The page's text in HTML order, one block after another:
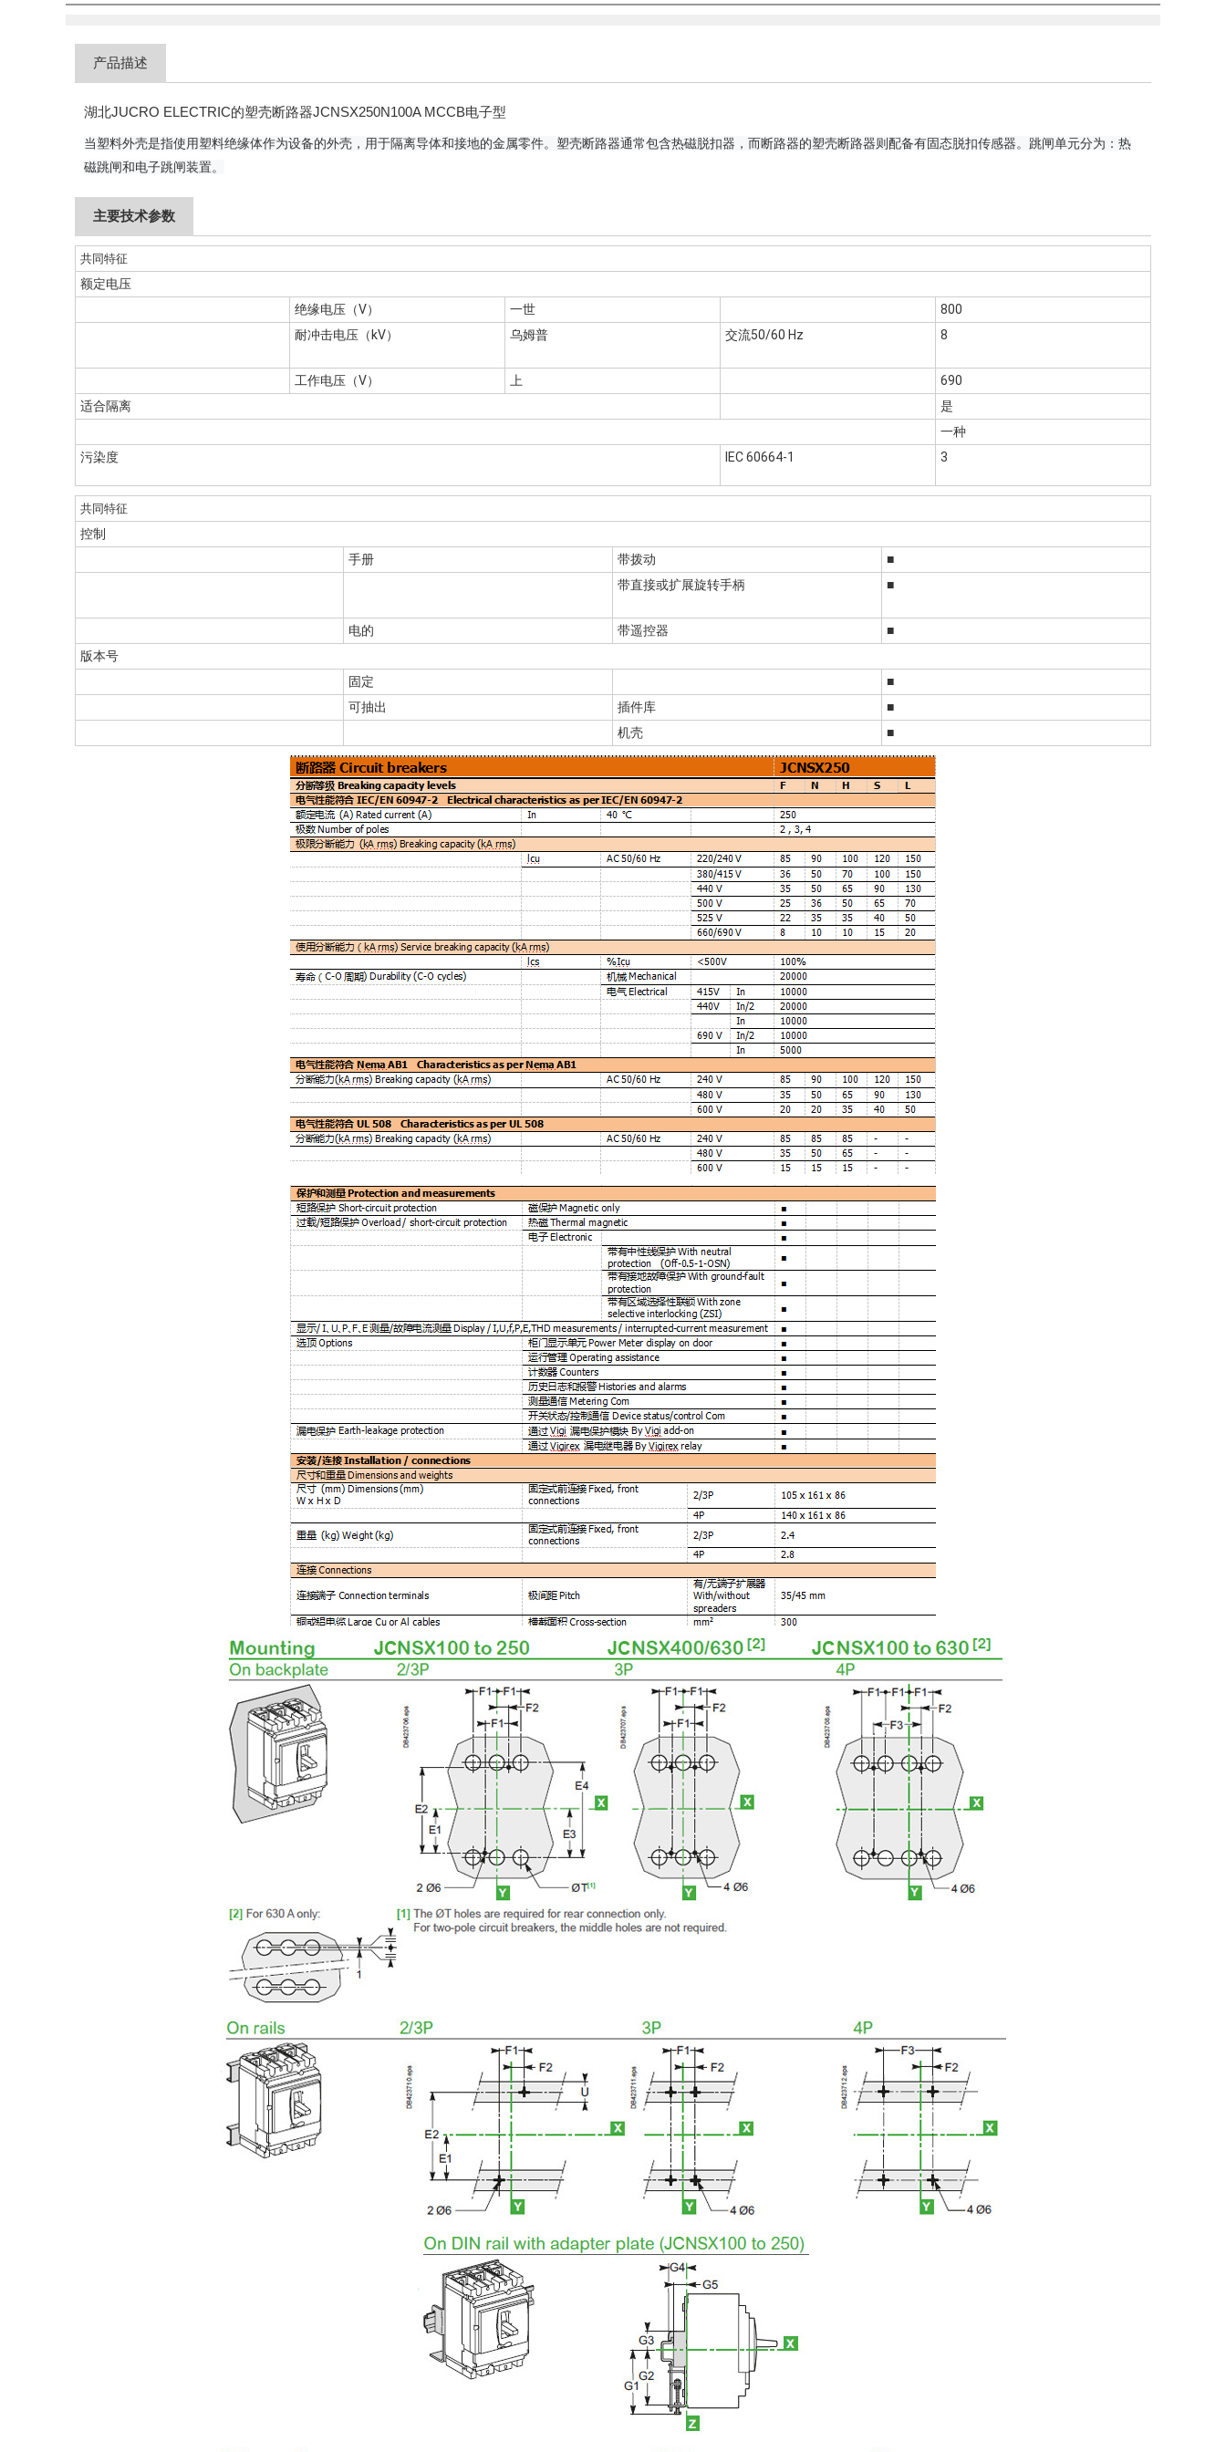
产品描述
湖北JUCRO ELECTRIC的塑壳断路器JCNSX250N100A MCCB电子型
当塑料外壳是指使用塑料绝缘体作为设备的外壳，用于隔离导体和接地的金属零件。 塑壳断路器通常包含热磁脱扣器，而断路器的塑壳断路器则配备有固态脱扣传感器。 跳闸单元分为：热
磁跳闸和电子跳闸装置。
主要技术参数
共同特征
额定电压
绝缘电压（V）
一世
800
耐冲击电压（kV）
乌姆普 交流50/60 Hz 8
工作电压（V） 上
690
适合隔离
是
一种
污染度
IEC 60664-1 3
共同特征
控制
手册
带拨动
■
带直接或扩展旋转手柄
■
电的 带遥控器
■
版本号
固定
■
可抽出
插件库
■
机壳
■